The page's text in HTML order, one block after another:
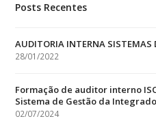
Posts Recentes
AUDITORIA INTERNA SISTEMAS
28/01/2022
Formação de auditor interno ISO
Sistema de Gestão da Integrado
02/07/2024